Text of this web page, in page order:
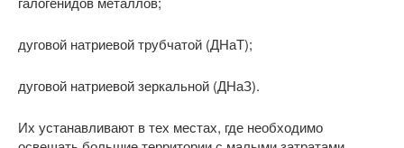
дуговой натриевой трубчатой (ДНаТ);
дуговой натриевой зеркальной (ДНаЗ).
Их устанавливают в тех местах, где необходимо